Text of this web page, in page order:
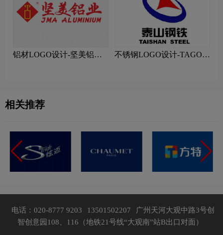
铝材LOGO设计-坚美铝业
不锈钢LOGO设计-TAGON
相关推荐
电话：020-8777 9203 13501502207
广州天河大观中路3号创
智创意园108、116（地铁21号线“大观南”站B出口对面）